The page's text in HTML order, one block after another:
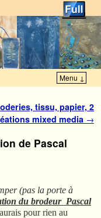
Menu ↓
tissu, papier, 2
mixed media →
de Pascal
(pas la porte à
du brodeur Pascal
pour rien au